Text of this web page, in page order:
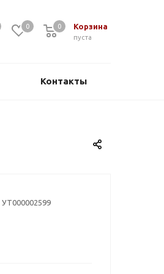
0 Корзина
0
пуста
0
Контакты
УТ000002599